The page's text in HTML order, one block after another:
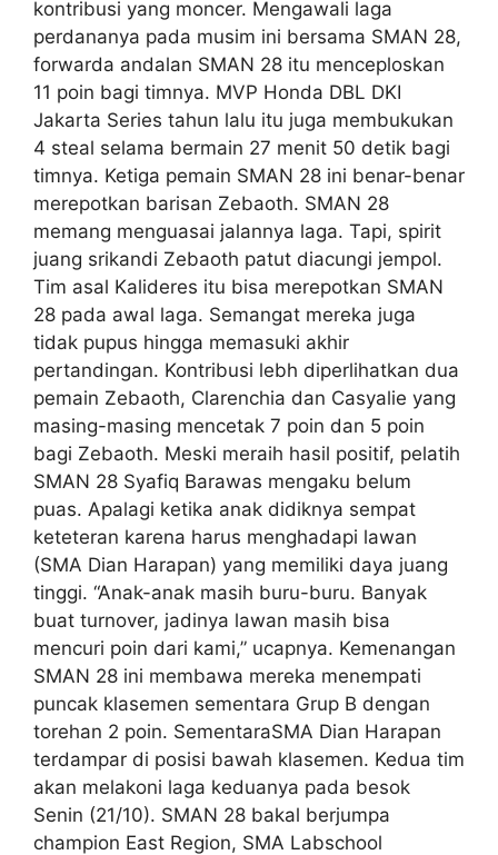
kontribusi yang moncer. Mengawali laga
perdananya pada musim ini bersama SMAN 28,
forwarda andalan SMAN 28 itu menceploskan
11 poin bagi timnya. MVP Honda DBL DKI
Jakarta Series tahun lalu itu juga membukukan
4 steal selama bermain 27 menit 50 detik bagi
timnya. Ketiga pemain SMAN 28 ini benar-benar
merepotkan barisan Zebaoth. SMAN 28
memang menguasai jalannya laga. Tapi, spirit
juang srikandi Zebaoth patut diacungi jempol.
Tim asal Kalideres itu bisa merepotkan SMAN
28 pada awal laga. Semangat mereka juga
tidak pupus hingga memasuki akhir
pertandingan. Kontribusi lebh diperlihatkan dua
pemain Zebaoth, Clarenchia dan Casyalie yang
masing-masing mencetak 7 poin dan 5 poin
bagi Zebaoth. Meski meraih hasil positif, pelatih
SMAN 28 Syafiq Barawas mengaku belum
puas. Apalagi ketika anak didiknya sempat
keteteran karena harus menghadapi lawan
(SMA Dian Harapan) yang memiliki daya juang
tinggi. “Anak-anak masih buru-buru. Banyak
buat turnover, jadinya lawan masih bisa
mencuri poin dari kami,” ucapnya. Kemenangan
SMAN 28 ini membawa mereka menempati
puncak klasemen sementara Grup B dengan
torehan 2 poin. SementaraSMA Dian Harapan
terdampar di posisi bawah klasemen. Kedua tim
akan melakoni laga keduanya pada besok
Senin (21/10). SMAN 28 bakal berjumpa
champion East Region, SMA Labschool